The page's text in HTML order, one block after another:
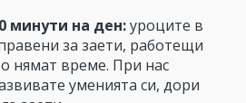
минути на ден:уроците в
за заети, работещи
нямат време. При нас
уменията си, дори